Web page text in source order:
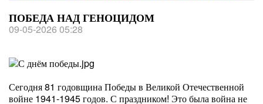
ПОБЕДА НАД ГЕНОЦИДОМ
09-05-2026 05:28
Сегодня 81 годовщина Победы в Великой Отечественной
войне 1941-1945 годов. С праздником! Это была война не